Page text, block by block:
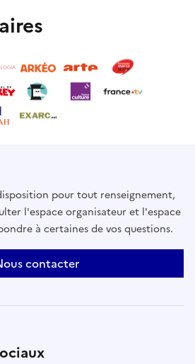
pour tout renseignement,
l'espace organisateur et l'espace
à certaines de vos questions.
contacter